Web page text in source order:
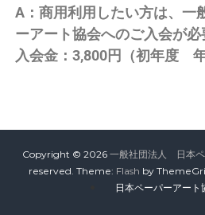
A：商用利用したい方は、一
ーアート協会へのご入会が必
入会金：3,800円（初年度 年
Copyright © 2026 一般社団法人 日本
reserved. Theme: Flash by
日本ペーパーアート